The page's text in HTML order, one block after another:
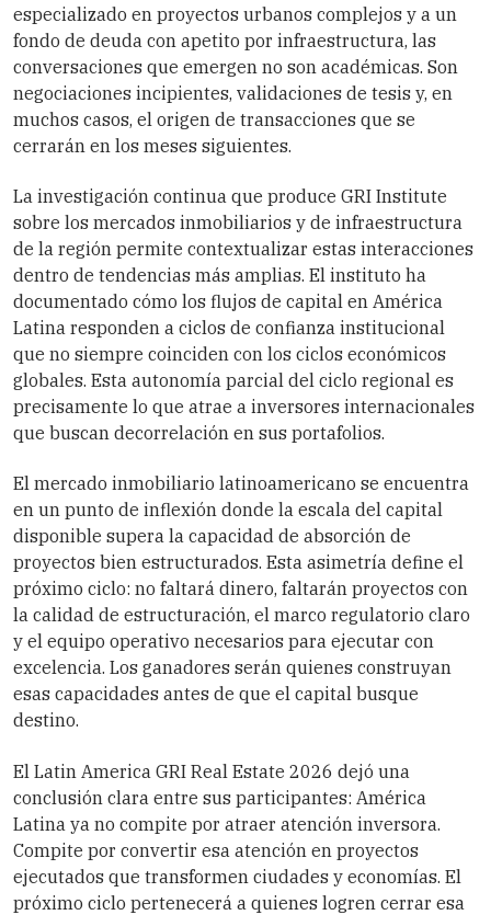
especializado en proyectos urbanos complejos y a un
fondo de deuda con apetito por infraestructura, las
conversaciones que emergen no son académicas. Son
negociaciones incipientes, validaciones de tesis y, en
muchos casos, el origen de transacciones que se
cerrarán en los meses siguientes.
La investigación continua que produce GRI Institute
sobre los mercados inmobiliarios y de infraestructura
de la región permite contextualizar estas interacciones
dentro de tendencias más amplias. El instituto ha
documentado cómo los flujos de capital en América
Latina responden a ciclos de confianza institucional
que no siempre coinciden con los ciclos económicos
globales. Esta autonomía parcial del ciclo regional es
precisamente lo que atrae a inversores internacionales
que buscan decorrelación en sus portafolios.
El mercado inmobiliario latinoamericano se encuentra
en un punto de inflexión donde la escala del capital
disponible supera la capacidad de absorción de
proyectos bien estructurados. Esta asimetría define el
próximo ciclo: no faltará dinero, faltarán proyectos con
la calidad de estructuración, el marco regulatorio claro
y el equipo operativo necesarios para ejecutar con
excelencia. Los ganadores serán quienes construyan
esas capacidades antes de que el capital busque
destino.
El Latin America GRI Real Estate 2026 dejó una
conclusión clara entre sus participantes: América
Latina ya no compite por atraer atención inversora.
Compite por convertir esa atención en proyectos
ejecutados que transformen ciudades y economías. El
próximo ciclo pertenecerá a quienes logren cerrar esa